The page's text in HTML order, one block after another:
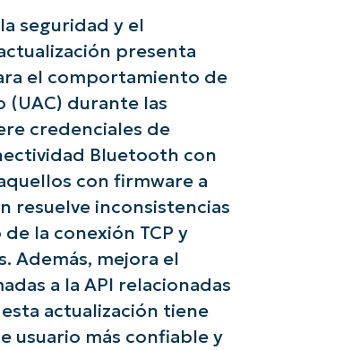
seguridad y el
presenta
el comportamiento de
(UAC) durante las
credenciales de
Bluetooth con
con firmware a
resuelve inconsistencias
la conexión TCP y
Además, mejora el
a la API relacionadas
actualización tiene
usuario más confiable y
de KB basados en IA de NinjaOne!
First
last
name*
Business
email*
number*
País